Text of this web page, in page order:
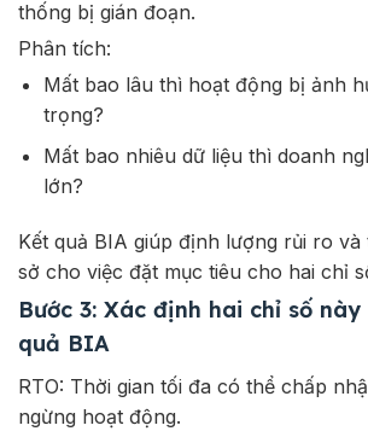
thống bị gián đoạn.
Phân tích:
Mất bao lâu thì hoạt động bị ảnh
trọng?
Mất bao nhiêu dữ liệu thì doanh
lớn?
Kết quả BIA giúp định lượng rủi ro và
sở cho việc đặt mục tiêu cho hai chỉ
Bước 3: Xác định hai chỉ số
quả BIA
RTO: Thời gian tối đa có thể chấp
ngừng hoạt động.